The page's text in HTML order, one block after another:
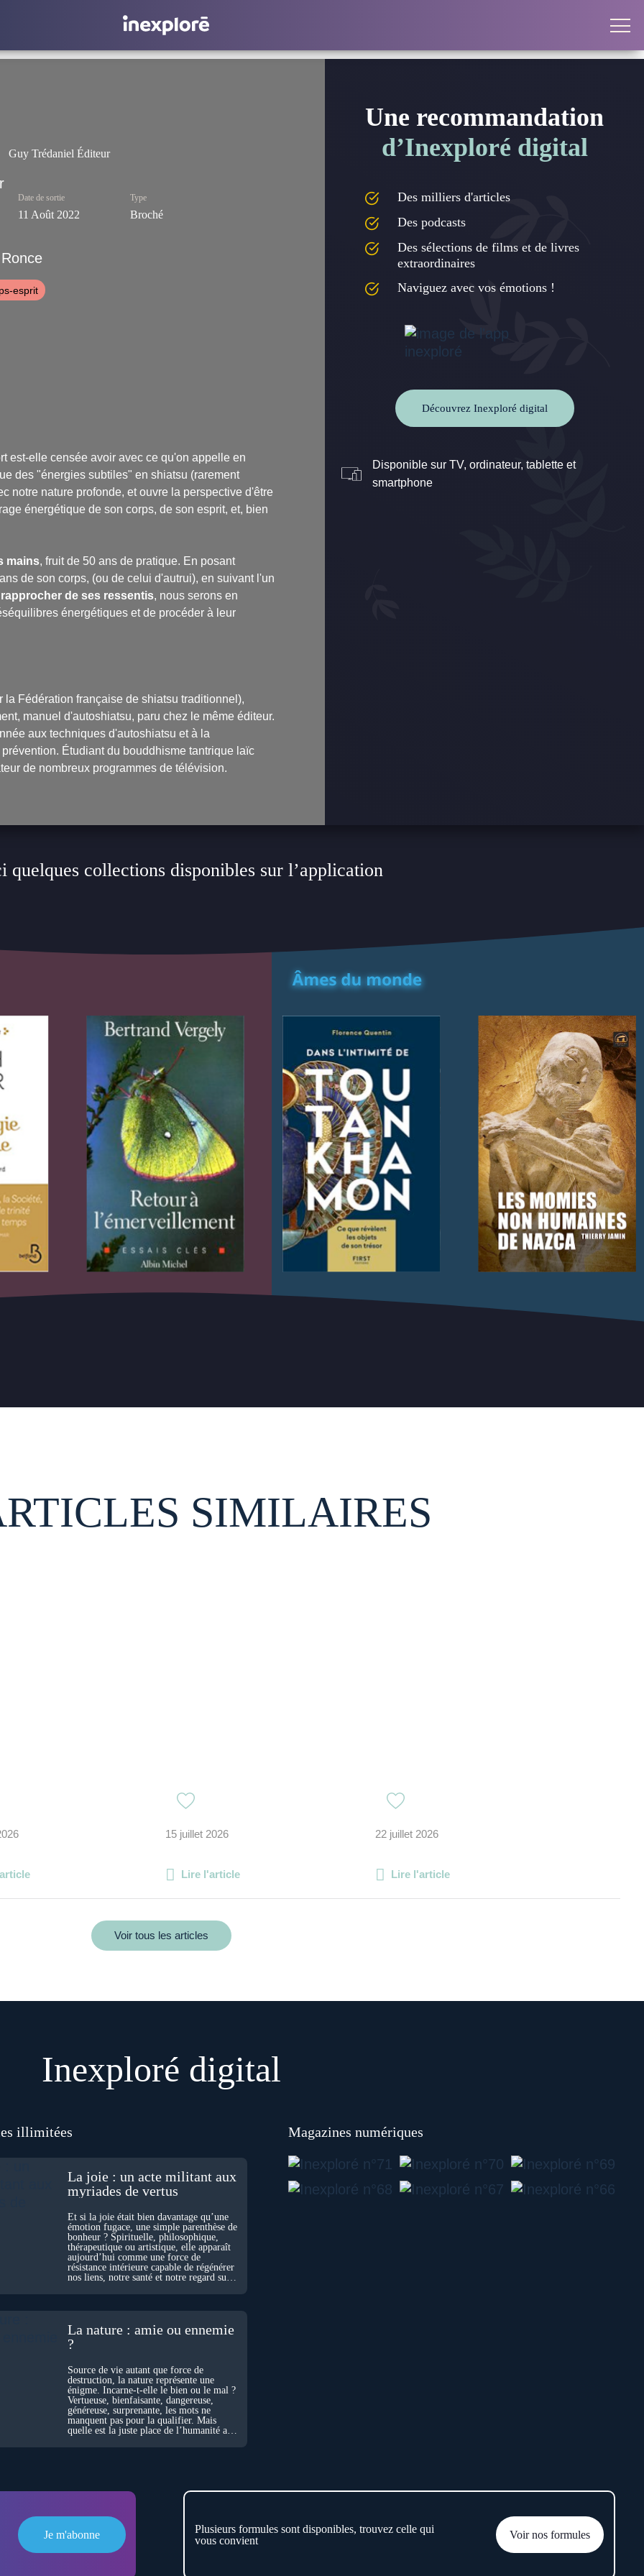
Guy Trédaniel Éditeur
Date de sortie
11 Août 2022
Type
Broché
esprit
est-elle censée avoir avec ce qu'on appelle en
des "énergies subtiles" en shiatsu (rarement
notre nature profonde, et ouvre la perspective d'être
énergétique de son corps, de son esprit, et, bien
mains, fruit de 50 ans de pratique. En posant
de son corps, (ou de celui d'autrui), en suivant l'un
de ses ressentis, nous serons en
énergétiques et de procéder à leur
Fédération française de shiatsu traditionnel),
manuel d'autoshiatsu, paru chez le même éditeur.
aux techniques d'autoshiatsu et à la
Étudiant du bouddhisme tantrique laïc
de nombreux programmes de télévision.
Une recommandation
d’Inexploré digital
Des milliers d'articles
Des podcasts
Des sélections de films et de livres
extraordinaires
Naviguez avec vos émotions !
Découvrez Inexploré digital
Disponible sur TV, ordinateur, tablette et
smartphone
quelques collections disponibles sur l’application
SIMILAIRES
15 juillet 2026
Lire l'article
22 juillet 2026
Lire l'article
Voir tous les articles
Inexploré digital
illimitées
La joie : un acte militant aux
myriades de vertus
Et si la joie était bien davantage qu’une
émotion fugace, une simple parenthèse de
bonheur ? Spirituelle, philosophique,
thérapeutique ou artistique, elle apparaît
aujourd’hui comme une force de
résistance intérieure capable de régénérer
nos liens, notre santé et notre regard sur
La nature : amie ou ennemie
?
Source de vie autant que force de
destruction, la nature représente une
énigme. Incarne-t-elle le bien ou le mal ?
Vertueuse, bienfaisante, dangereuse,
généreuse, surprenante, les mots ne
manquent pas pour la qualifier. Mais
quelle est la juste place de l’humanité au
Magazines numériques
Je m'abonne
Plusieurs formules sont disponibles, trouvez celle qui
vous convient
Voir nos formules